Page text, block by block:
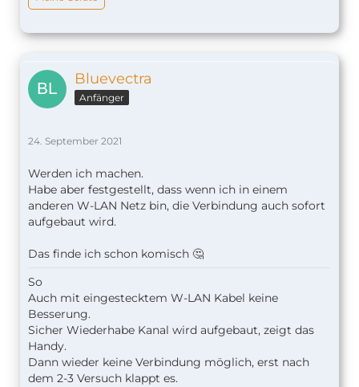
Bluevectra
Anfänger
24. September 2021
Werden ich machen.
Habe aber festgestellt, dass wenn ich in einem
anderen W-LAN Netz bin, die Verbindung auch sofort
aufgebaut wird.
Das finde ich schon komisch 🤔
So
Auch mit eingestecktem W-LAN Kabel keine
Besserung.
Sicher Wiederhabe Kanal wird aufgebaut, zeigt das
Handy.
Dann wieder keine Verbindung möglich, erst nach
dem 2-3 Versuch klappt es.